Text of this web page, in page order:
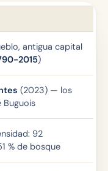
antigua capital
2015)
(2023) — los
Buguois
92
% de bosque